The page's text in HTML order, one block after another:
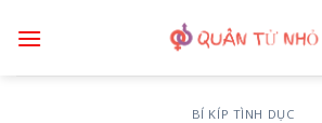
qua
BÍ KÍP TÌNH DỤC